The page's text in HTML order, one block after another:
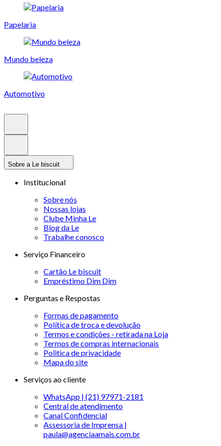
Papelaria
Mundo beleza
Automotivo
Sobre a Le biscuit
Institucional
Sobre nós
Nossas lojas
Clube Minha Le
Blog da Le
Trabalhe conosco
Serviço Financeiro
Cartão Le biscuit
Empréstimo Dim Dim
Perguntas e Respostas
Formas de pagamento
Política de troca e devolução
Termos e condições - retirada na Loja
Termos de compras internacionais
Politica de privacidade
Mapa do site
Serviços ao cliente
WhatsApp | (21) 97971-2181
Central de atendimento
Canal Confidencial
Assessoria de Imprensa |
paula@agenciaamais.com.br